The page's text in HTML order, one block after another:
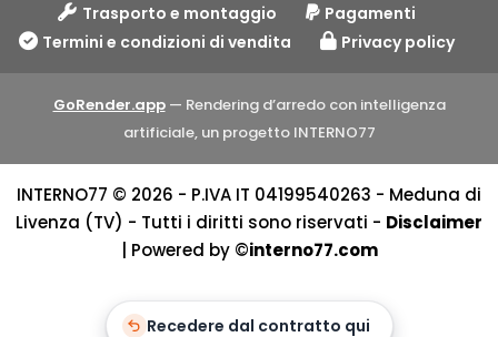
Trasporto e montaggio
Pagamenti
Termini e condizioni di vendita
Privacy policy
GoRender.app— Rendering d’arredo con intelligenza
artificiale, un progetto INTERNO77
INTERNO77 © 2026 - P.IVA IT 04199540263 - Meduna di
Livenza (TV) - Tutti i diritti sono riservati - Disclaimer
| Powered by ©interno77.com
Recedere dal contratto qui